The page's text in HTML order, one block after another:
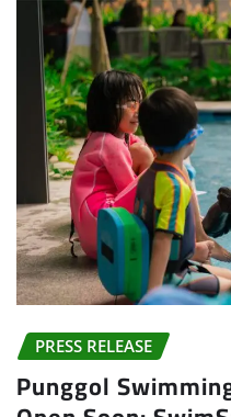
PRESS RELEASE
Punggol